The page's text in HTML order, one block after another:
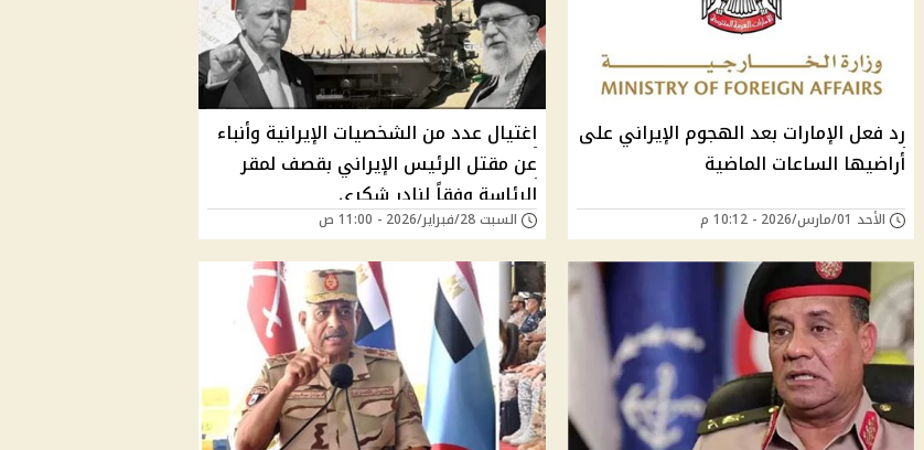
رد فعل الإمارات بعد الهجوم الإيراني على
أراضيها الساعات الماضية
الأحد 01/مارس/2026 - 10:12 م
اغتيال عدد من الشخصيات الإيرانية وأنباء
عن مقتل الرئيس الإيراني بقصف لمقر
الرئاسة وفقاً لنادر شكري
السبت 28/فبراير/2026 - 11:00 ص